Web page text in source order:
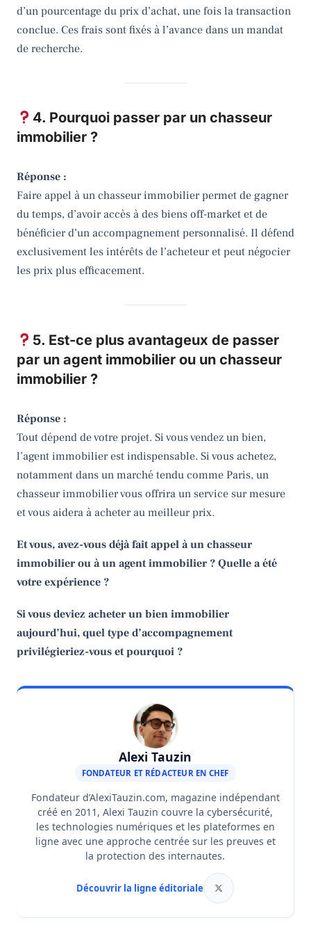
d’un pourcentage du prix d’achat, une fois la transaction
conclue. Ces frais sont fixés à l’avance dans un mandat
de recherche.
4. Pourquoi passer par un chasseur
immobilier ?
Réponse :
Faire appel à un chasseur immobilier permet de gagner
du temps, d’avoir accès à des biens off-market et de
bénéficier d’un accompagnement personnalisé. Il défend
exclusivement les intérêts de l’acheteur et peut négocier
les prix plus efficacement.
5. Est-ce plus avantageux de passer
par un agent immobilier ou un chasseur
immobilier ?
Réponse :
Tout dépend de votre projet. Si vous vendez un bien,
l’agent immobilier est indispensable. Si vous achetez,
notamment dans un marché tendu comme Paris, un
chasseur immobilier vous offrira un service sur mesure
et vous aidera à acheter au meilleur prix.
Et vous, avez-vous déjà fait appel à un chasseur
immobilier ou à un agent immobilier ? Quelle a été
votre expérience ?
Si vous deviez acheter un bien immobilier
aujourd’hui, quel type d’accompagnement
privilégieriez-vous et pourquoi ?
Alexi Tauzin
FONDATEUR ET RÉDACTEUR EN CHEF
Fondateur d’AlexiTauzin.com, magazine indépendant
créé en 2011, Alexi Tauzin couvre la cybersécurité,
les technologies numériques et les plateformes en
ligne avec une approche centrée sur les preuves et
la protection des internautes.
Découvrir la ligne éditoriale